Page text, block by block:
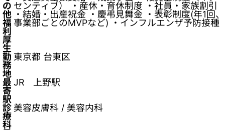
の
他
福
利
厚
生
センティブ） ・産休・育休制度 ・社員・家族割引
・結婚・出産祝金 ・慶弔見舞金 ・表彰制度(年1回、
事業部ごとのMVPなど) ・インフルエンザ予防接種
勤
務
地
東京都 台東区
最
寄
駅
JR 上野駅
診
療
科
美容皮膚科 / 美容内科